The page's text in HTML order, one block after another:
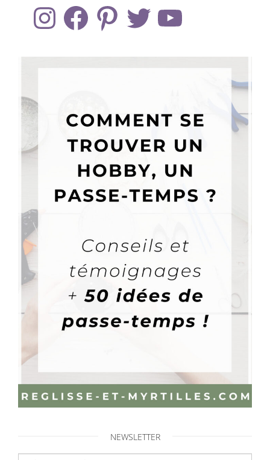
InstagramFacebook Pinterest Twitter
NEWSLETTER